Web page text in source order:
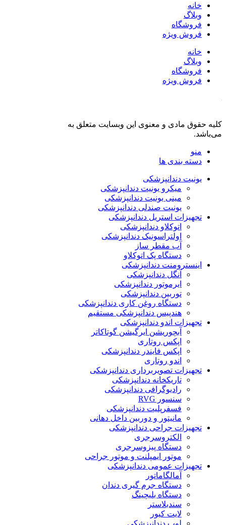
خانه
وبلاگ
فروشگاه
فروش ویژه
خانه
وبلاگ
فروشگاه
فروش ویژه
کلیه حقوق مادی و معنوی این وبسایت متعلق به
می‌باشد.
منو
دسته بندی ها
یونیت دندانپزشکی
میکرو یونیت دندانپزشکی
مینی یونیت دندانپزشکی
یونیت صندلی دندانپزشکی
تجهیزات استریل دندانپزشکی
اتوکلاو دندانپزشکی
اولتراسونیک دندانپزشکی
آب مقطر ساز
دستگاه پک اتوکلاو
اینسترومنت دندانپزشکی
آنگل دندانپزشکی
ایرموتور دندانپزشکی
توربین دندانپزشکی
دستگاه روغن کاری دندانپزشکی
هندپیس دندانپزشکی مستقیم
تجهیزات اندو دندانپزشکی
آبچوریشن ایرگیشن گوتاکاتر
اپکس روتاری
اپکس فایندر دندانپزشکی
اندو روتاری
تجهیزات تصویربرداری دندانپزشکی
تاریکخانه دندانپزشکی
رادیوگرافی دندانپزشکی
سنسور RVG
فسفرپلیت دندانپزشکی
مانیتور و دوربین داخل دهانی
تجهیزات جراحی دندانپزشکی
الکتروسرجری
دستگاه پیزوسرجری
موتور ایمپلنت و موتور جراحی
تجهیزات عمومی دندانپزشکی
آمالگاماتور
دستگاه جرم گیری دندان
دستگاه بلیچینگ
سندبلاستر
لایت کیور
لوپ دندانپزشکی